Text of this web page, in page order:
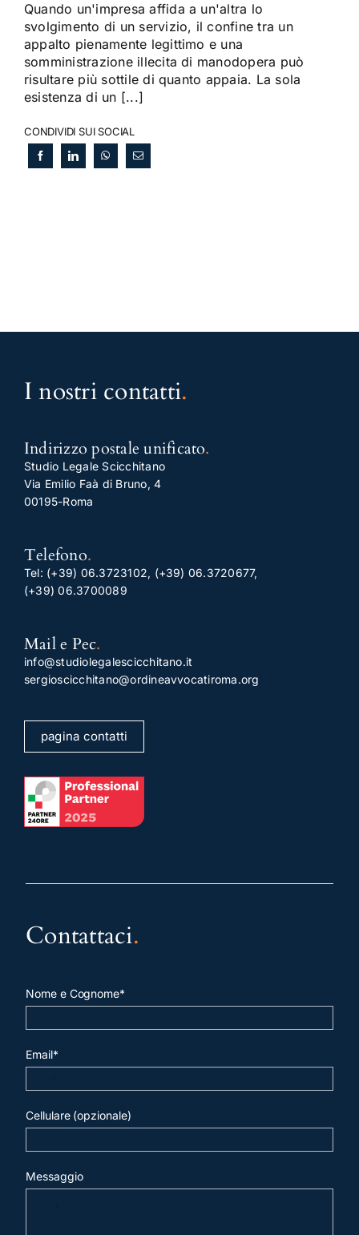
Quando un'impresa affida a un'altra lo
svolgimento di un servizio, il confine tra un
appalto pienamente legittimo e una
somministrazione illecita di manodopera può
risultare più sottile di quanto appaia. La sola
esistenza di un [...]
CONDIVIDI SUI SOCIAL
I nostri contatti.
Indirizzo postale unificato.
Studio Legale Scicchitano
Via Emilio Faà di Bruno, 4
00195-Roma
Telefono.
Tel: (+39) 06.3723102, (+39) 06.3720677,
(+39) 06.3700089
Mail e Pec.
info@studiolegalescicchitano.it
sergioscicchitano@ordineavvocatiroma.org
pagina contatti
Contattaci.
Nome e Cognome*
Email*
Cellulare (opzionale)
Messaggio